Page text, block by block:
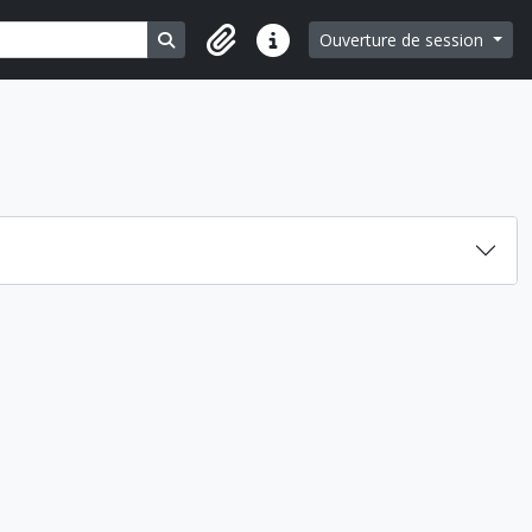
Search in browse page
Liens rapidesOuverture de session